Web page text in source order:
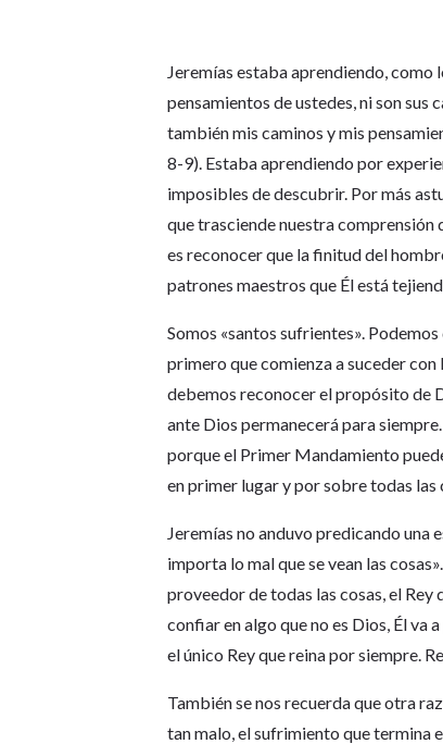
Jeremías estaba aprendiendo, como
pensamientos de ustedes, ni son sus
también mis caminos y mis
8-9). Estaba aprendiendo por
imposibles de descubrir. Por más
que trasciende nuestra comprensión
es reconocer que la finitud del
patrones maestros que Él está
Somos «santos sufrientes».
primero que comienza a suceder con
debemos reconocer el propósito de
ante Dios permanecerá para
porque el Primer Mandamiento
en primer lugar y por sobre todas las
Jeremías no anduvo predicando una
importa lo mal que se vean las
proveedor de todas las cosas, el Rey
confiar en algo que no es Dios, Él va
el único Rey que reina por siempre.
También se nos recuerda que otra
tan malo, el sufrimiento que termina